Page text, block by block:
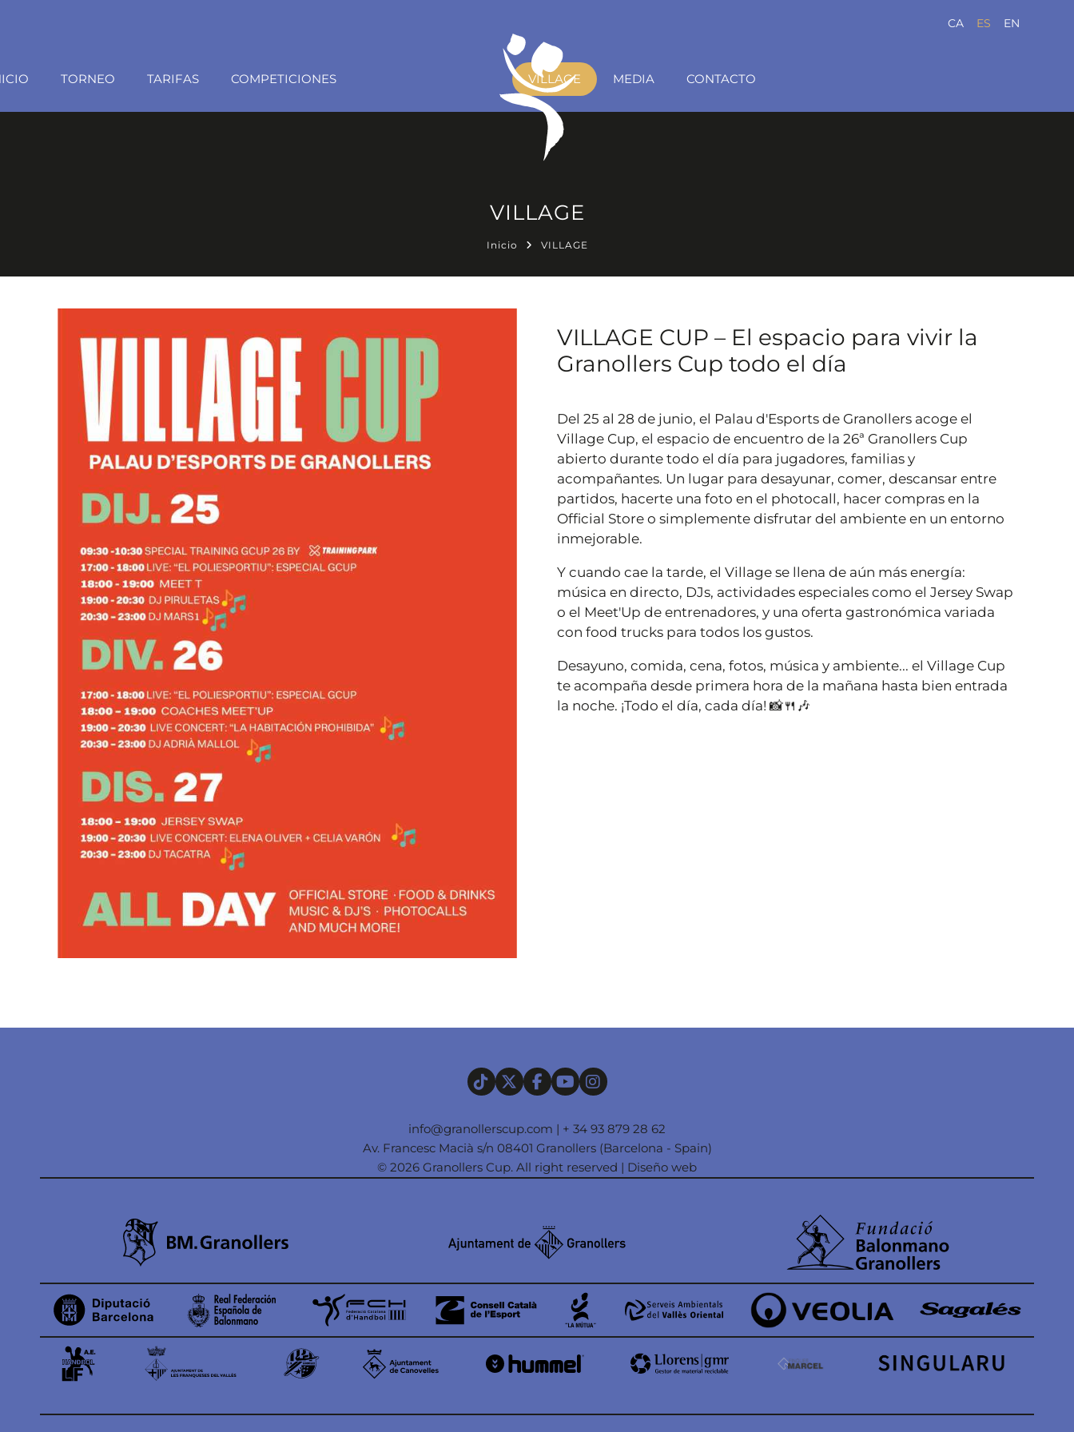
CA ES EN
TORNEO TARIFAS COMPETICIONES VILLAGE MEDIA CONTACTO
VILLAGE
Inicio VILLAGE
VILLAGE CUP – El espacio para vivir la
Granollers Cup todo el día
Del 25 al 28 de junio, el Palau d'Esports de Granollers acoge el
Village Cup, el espacio de encuentro de la 26ª Granollers Cup
abierto durante todo el día para jugadores, familias y
acompañantes. Un lugar para desayunar, comer, descansar entre
partidos, hacerte una foto en el photocall, hacer compras en la
Official Store o simplemente disfrutar del ambiente en un entorno
inmejorable.
Y cuando cae la tarde, el Village se llena de aún más energía:
música en directo, DJs, actividades especiales como el Jersey Swap
o el Meet'Up de entrenadores, y una oferta gastronómica variada
con food trucks para todos los gustos.
Desayuno, comida, cena, fotos, música y ambiente... el Village Cup
te acompaña desde primera hora de la mañana hasta bien entrada
la noche. ¡Todo el día, cada día! 📸🍴🎶
info@granollerscup.com | + 34 93 879 28 62
Av. Francesc Macià s/n 08401 Granollers (Barcelona - Spain)
© 2026 Granollers Cup. All right reserved | Diseño web